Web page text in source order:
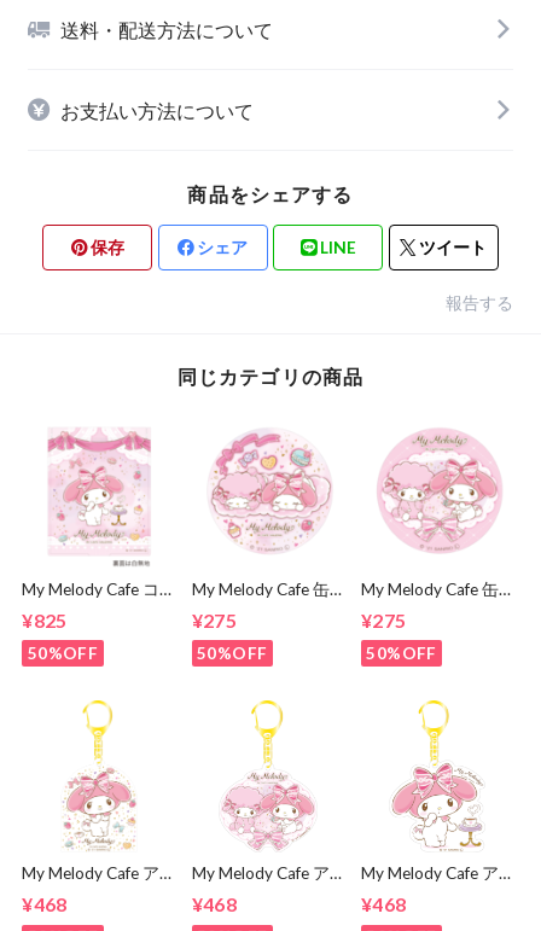
送料・配送方法について
お支払い方法について
商品をシェアする
保存 シェア LINE ツイート
報告する
同じカテゴリの商品
My Melody Cafe コ
¥825
50%OFF
My Melody Cafe 缶
¥275
50%OFF
My Melody Cafe 缶
ピアノ）
¥275
50%OFF
My Melody Cafe ア
クリルキーホルダー
（スマイル）
¥468
My Melody Cafe ア
クリルキーホルダー
（ピアノ）
¥468
My Melody Cafe ア
クリルキーホルダー
（メロディ）
¥468